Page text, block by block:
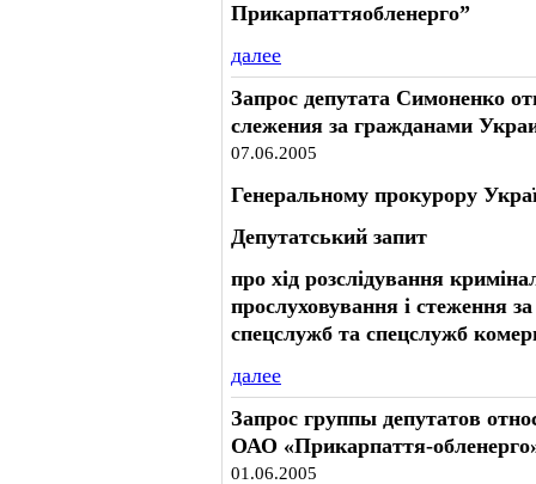
Прикарпаттяобленерго”
далее
Запрос депутата Симоненко
слежения за гражданами
07.06.2005
Генеральному прокурору
Депутатський запит
про хід розслідування
прослуховування і стеження
спецслужб та спецслужб
далее
Запрос группы депутатов
ОАО «Прикарпаття-
01.06.2005